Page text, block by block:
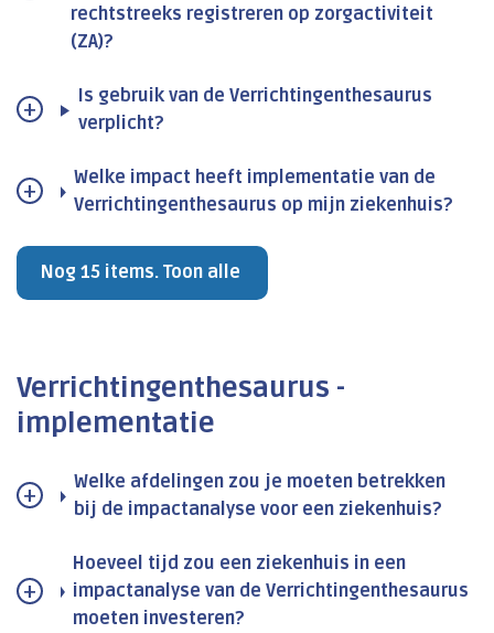
rechtstreeks registreren op zorgactiviteit
(ZA)?
Is gebruik van de Verrichtingenthesaurus
verplicht?
Welke impact heeft implementatie van de
Verrichtingenthesaurus op mijn ziekenhuis?
Nog 15 items. Toon alle
Verrichtingenthesaurus -
implementatie
Welke afdelingen zou je moeten betrekken
bij de impactanalyse voor een ziekenhuis?
Hoeveel tijd zou een ziekenhuis in een
impactanalyse van de Verrichtingenthesaurus
moeten investeren?